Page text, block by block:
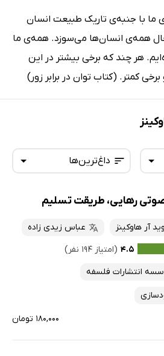
با جنبه‌ی تاریک طبیعت انسان
حال همه‌ی انسان‌ها می‌سوزد. همه‌ی ما
هر چند که برخی بیشتر در این
کمتر. (کتاب توان در برابر زور)
داغ‌ترین‌ها
تازه‌ها
داغ‌ترین‌ها
پرفروش‌ها
پربحث‌ها
رهایی، طریقت تسلیم
آر هاوکینز
عباس زیدی زاده
۴.۵ (امتیاز ۱۹۴ نفر)
انتشارات فلسفه
۱۸۰,۰۰۰ تومان